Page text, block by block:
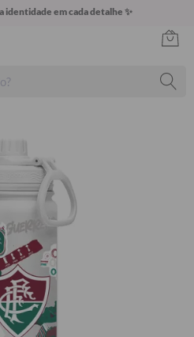
identidade em cada detalhe ✨